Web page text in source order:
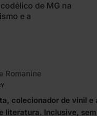
de MG na
e a
Romanine
colecionador de vinil
literatura. Inclusive,